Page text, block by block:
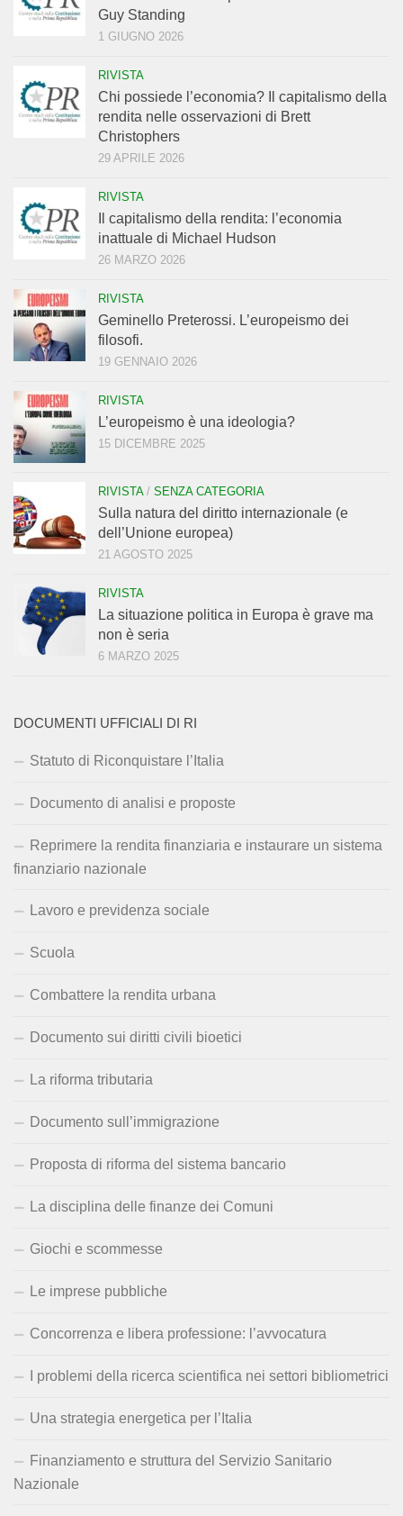
Guy Standing
1 GIUGNO 2026
RIVISTA
Chi possiede l’economia? Il capitalismo della
rendita nelle osservazioni di Brett
Christophers
29 APRILE 2026
RIVISTA
Il capitalismo della rendita: l’economia
inattuale di Michael Hudson
26 MARZO 2026
RIVISTA
Geminello Preterossi. L’europeismo dei
filosofi.
19 GENNAIO 2026
RIVISTA
L’europeismo è una ideologia?
15 DICEMBRE 2025
RIVISTA/ SENZA CATEGORIA
Sulla natura del diritto internazionale (e
dell’Unione europea)
21 AGOSTO 2025
RIVISTA
La situazione politica in Europa è grave ma
non è seria
6 MARZO 2025
DOCUMENTI UFFICIALI DI RI
Statuto di Riconquistare l’Italia
Documento di analisi e proposte
Reprimere la rendita finanziaria e instaurare un sistema
finanziario nazionale
Lavoro e previdenza sociale
Scuola
Combattere la rendita urbana
Documento sui diritti civili bioetici
La riforma tributaria
Documento sull’immigrazione
Proposta di riforma del sistema bancario
La disciplina delle finanze dei Comuni
Giochi e scommesse
Le imprese pubbliche
Concorrenza e libera professione: l’avvocatura
I problemi della ricerca scientifica nei settori bibliometrici
Una strategia energetica per l’Italia
Finanziamento e struttura del Servizio Sanitario
Nazionale